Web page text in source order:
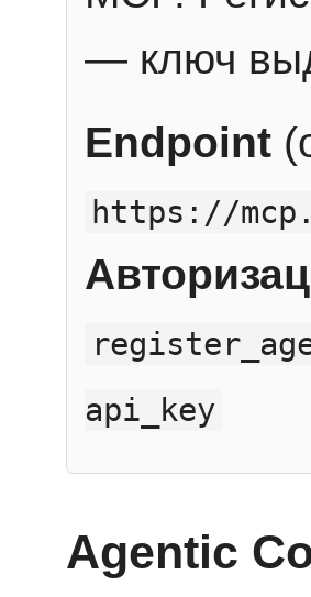
— ключ
Endpoint
https://
api_key
Agentic